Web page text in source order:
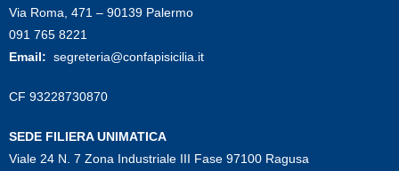
Via Roma, 471 – 90139 Palermo
091 765 8221
Email: segreteria@confapisicilia.it
CF 93228730870
SEDE FILIERA UNIMATICA
Viale 24 N. 7 Zona Industriale III Fase 97100 Ragusa